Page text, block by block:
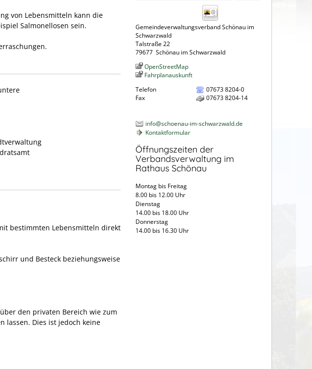
von Lebensmitteln kann die
Salmonellosen sein.
bestimmten Lebensmitteln direkt
und Besteck beziehungsweise
den privaten Bereich wie zum
lassen. Dies ist jedoch keine
Gemeindeverwaltungsverband Schönau im
Schwarzwald
Talstraße 22
79677 Schönau im Schwarzwald
OpenStreetMap
Fahrplanauskunft
Telefon
07673 8204-0
Fax
07673 8204-14
info@schoenau-im-schwarzwald.de
Kontaktformular
Öffnungszeiten der
Verbandsverwaltung im
Rathaus Schönau
Montag bis Freitag
8.00 bis 12.00 Uhr
Dienstag
14.00 bis 18.00 Uhr
Donnerstag
14.00 bis 16.30 Uhr